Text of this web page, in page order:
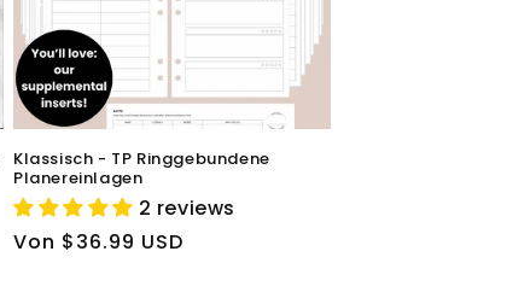
Klassisch - TP Ringgebundene
Planereinlagen
2 reviews
Normaler
Von $36.99 USD